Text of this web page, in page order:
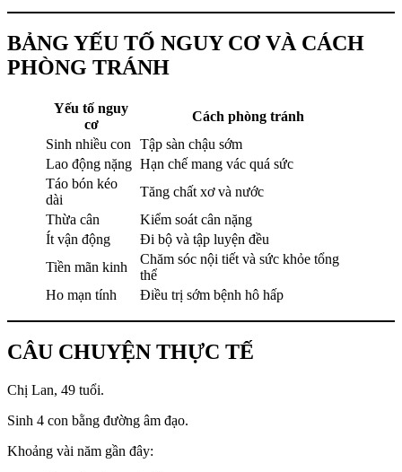
BẢNG YẾU TỐ NGUY CƠ VÀ CÁCH
PHÒNG TRÁNH
Yếu tố nguy
cơ
Cách phòng tránh
Sinh nhiều con
Tập sàn chậu sớm
Lao động nặng Hạn chế mang vác quá sức
Táo bón kéo
dài
Tăng chất xơ và nước
Thừa cân
Kiểm soát cân nặng
Ít vận động
Đi bộ và tập luyện đều
Tiền mãn kinh
Chăm sóc nội tiết và sức khỏe tổng
thể
Ho mạn tính
Điều trị sớm bệnh hô hấp
CÂU CHUYỆN THỰC TẾ
Chị Lan, 49 tuổi.
Sinh 4 con bằng đường âm đạo.
Khoảng vài năm gần đây: